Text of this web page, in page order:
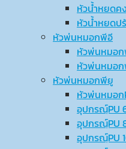
หัวน้ำหยดค
หัวน้ำหยดป
หัวพ่นหมอกพีอี
หัวพ่นหมอก
หัวพ่นหมอก
หัวพ่นหมอกพียู
หัวพ่นหมอก
อุปกรณ์ฺPU
อุปกรณ์ฺPU
อุปกรณ์ฺPU